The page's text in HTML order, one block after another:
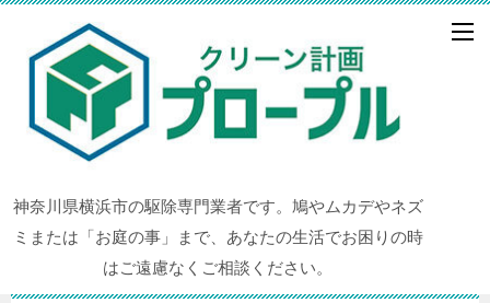
神奈川県横浜市の駆除専門業者です。鳩やムカデやネズ
ミまたは「お庭の事」まで、あなたの生活でお困りの時
はご遠慮なくご相談ください。